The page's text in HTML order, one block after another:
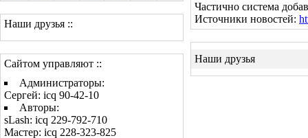
Наши друзья ::
Сайтом управляют ::
Администраторы:
Сергей: icq 90-42-10
Авторы:
sLash: icq 229-792-710
Мастер: icq 228-323-825
Частично система
Источники новостей:
Наши друзья